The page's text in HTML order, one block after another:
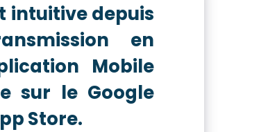
intuitive depuis
en
Mobile
sur le Google
Store.